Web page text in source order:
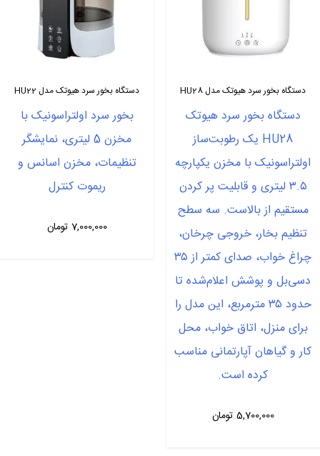
دستگاه بخور سرد هیوتک مدل HU28
دستگاه بخور سرد هیوتک
HU28 یک رطوبت‌ساز
اولتراسونیک با مخزن یکپارچه
۳.۵ لیتری و قابلیت پر کردن
مستقیم از بالاست. سه سطح
تنظیم بخار، خروجی چرخان،
چراغ خواب، صدای کمتر از ۳۵
دسی‌بل و پوشش اعلام‌شده تا
حدود ۳۵ مترمربع، این مدل را
برای منزل، اتاق خواب، محل
کار و گیاهان آپارتمانی مناسب
کرده است.
5,700,000 تومان
دستگاه بخور سرد هیوتک مدل HU22
بخور سرد اولتراسونیک با
مخزن 5 لیتری، نمایشگر
تنظیمات، مخزن اسانس و
ریموت کنترل
7,000,000 تومان